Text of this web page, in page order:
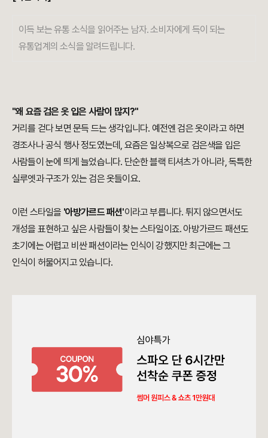
이득 보는 유통 소식을 읽어주는 남자. 소비자에게 득이 되는
유통업계의 소식을 알려드립니다.
"왜 요즘 검은 옷 입은 사람이 많지?"
거리를 걷다 보면 문득 드는 생각입니다. 예전엔 검은 옷이라고 하면
경조사나 공식 행사 정도였는데, 요즘은 일상복으로 검은색을 입은
사람들이 눈에 띄게 늘었습니다. 단순한 블랙 티셔츠가 아니라, 독특한
실루엣과 구조가 있는 검은 옷들이요.
이런 스타일을 '아방가르드 패션'이라고 부릅니다. 튀지 않으면서도
개성을 표현하고 싶은 사람들이 찾는 스타일이죠. 아방가르드 패션도
초기에는 어렵고 비싼 패션이라는 인식이 강했지만 최근에는 그
인식이 허물어지고 있습니다.